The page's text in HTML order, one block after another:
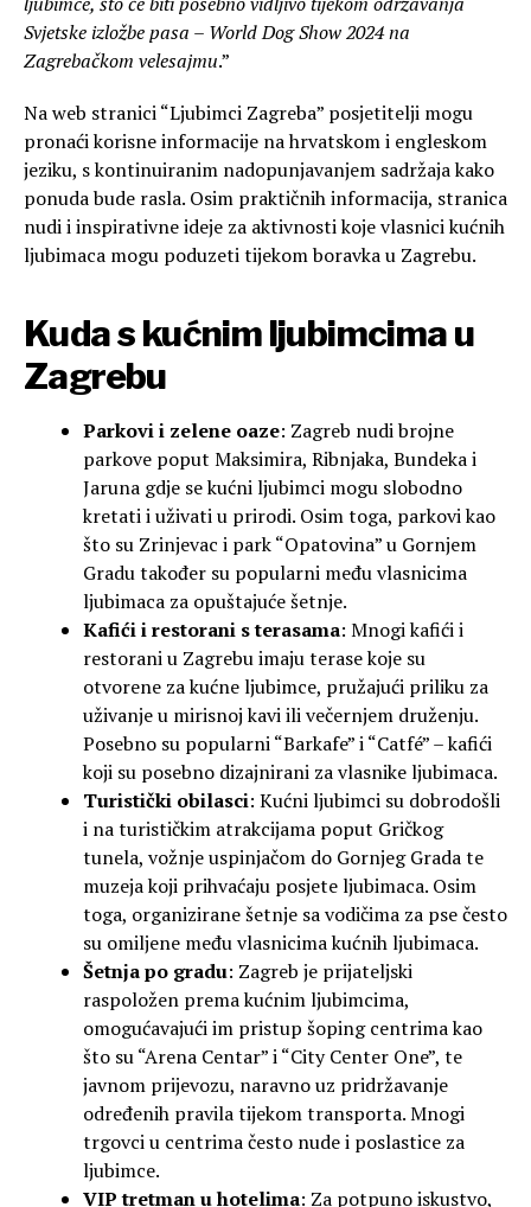
Svjetske izložbe pasa – World Dog Show 2024 na
Zagrebačkom velesajmu.”
Na web stranici “Ljubimci Zagreba” posjetitelji mogu
pronaći korisne informacije na hrvatskom i engleskom
jeziku, s kontinuiranim nadopunjavanjem sadržaja kako
ponuda bude rasla. Osim praktičnih informacija, stranica
nudi i inspirativne ideje za aktivnosti koje vlasnici kućnih
ljubimaca mogu poduzeti tijekom boravka u Zagrebu.
Kuda s kućnim ljubimcima u
Zagrebu
Parkovi i zelene oaze: Zagreb nudi brojne
parkove poput Maksimira, Ribnjaka, Bundeka i
Jaruna gdje se kućni ljubimci mogu slobodno
kretati i uživati u prirodi. Osim toga, parkovi kao
što su Zrinjevac i park “Opatovina” u Gornjem
Gradu također su popularni među vlasnicima
ljubimaca za opuštajuće šetnje.
Kafići i restorani s terasama: Mnogi kafići i
restorani u Zagrebu imaju terase koje su
otvorene za kućne ljubimce, pružajući priliku za
uživanje u mirisnoj kavi ili večernjem druženju.
Posebno su popularni “Barkafe” i “Catfé” – kafići
koji su posebno dizajnirani za vlasnike ljubimaca.
Turistički obilasci: Kućni ljubimci su dobrodošli
i na turističkim atrakcijama poput Gričkog
tunela, vožnje uspinjačom do Gornjeg Grada te
muzeja koji prihvaćaju posjete ljubimaca. Osim
toga, organizirane šetnje sa vodičima za pse često
su omiljene među vlasnicima kućnih ljubimaca.
Šetnja po gradu: Zagreb je prijateljski
raspoložen prema kućnim ljubimcima,
omogućavajući im pristup šoping centrima kao
što su “Arena Centar” i “City Center One”, te
javnom prijevozu, naravno uz pridržavanje
određenih pravila tijekom transporta. Mnogi
trgovci u centrima često nude i poslastice za
ljubimce.
VIP tretman u hotelima: Za potpuno iskustvo,